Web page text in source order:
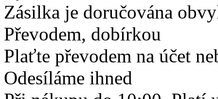
Zásilka je doručována
Převodem, dobírkou
Plaťte převodem na účet
Odesíláme ihned